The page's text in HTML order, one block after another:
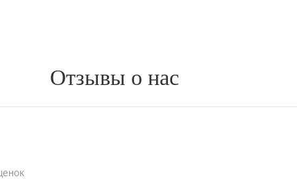
Отзывы о нас